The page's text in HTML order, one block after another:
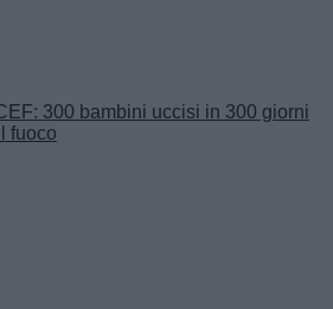
300 bambini uccisi in 300 giorni
fuoco